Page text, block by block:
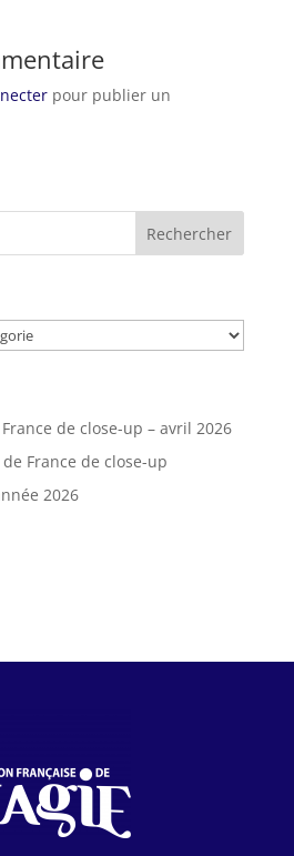
pour publier un
de close-up – avril 2026
de France de close-up
2026